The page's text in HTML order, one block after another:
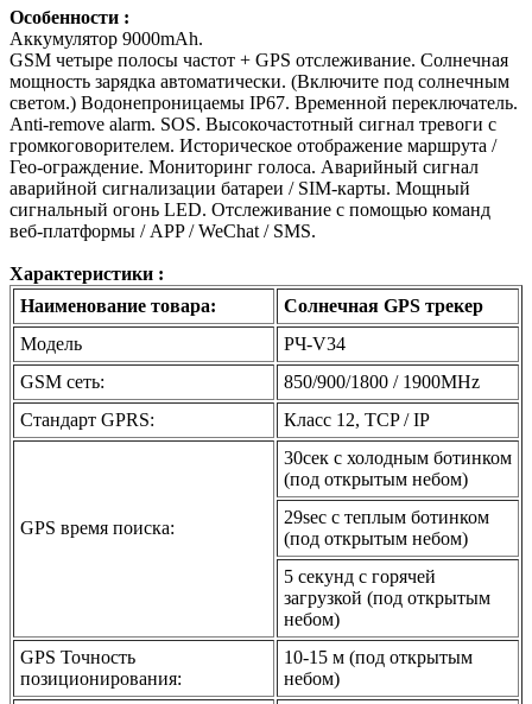
Особенности :
Аккумулятор 9000mAh.
GSM четыре полосы частот + GPS отслеживание. Солнечная
мощность зарядка автоматически. (Включите под солнечным
светом.) Водонепроницаемы IP67. Временной переключатель.
Anti-remove alarm. SOS. Высокочастотный сигнал тревоги с
громкоговорителем. Историческое отображение маршрута /
Гео-ограждение. Мониторинг голоса. Аварийный сигнал
аварийной сигнализации батареи / SIM-карты. Мощный
сигнальный огонь LED. Отслеживание с помощью команд
веб-платформы / APP / WeChat / SMS.
Характеристики :
Наименование товара:
Солнечная GPS трекер
Модель
РЧ-V34
GSM сеть:
850/900/1800 / 1900MHz
Стандарт GPRS:
Класс 12, TCP / IP
GPS время поиска:
30сек с холодным ботинком
(под открытым небом)
29sec с теплым ботинком
(под открытым небом)
5 секунд с горячей
загрузкой (под открытым
небом)
GPS Точность
позиционирования:
10-15 м (под открытым
небом)